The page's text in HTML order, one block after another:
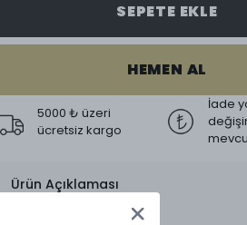
SEPETE EKLE
HEMEN AL
5000 ₺ üzeri
ücretsiz kargo
İade
Ürün Açıklaması